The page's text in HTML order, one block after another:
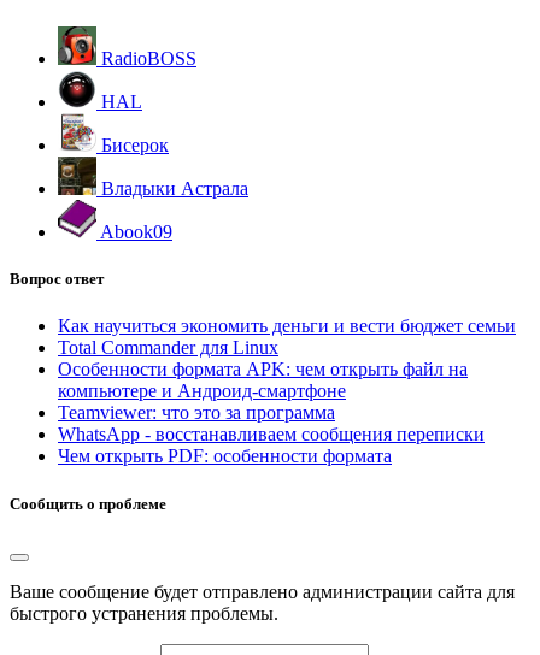
RadioBOSS
HAL
Бисерок
Владыки Астрала
Abook09
Вопрос ответ
Как научиться экономить деньги и вести бюджет семьи
Total Commander для Linux
Особенности формата APK: чем открыть файл на
компьютере и Андроид-смартфоне
Teamviewer: что это за программа
WhatsApp - восстанавливаем сообщения переписки
Чем открыть PDF: особенности формата
Сообщить о проблеме
Ваше сообщение будет отправлено администрации сайта для
быстрого устранения проблемы.